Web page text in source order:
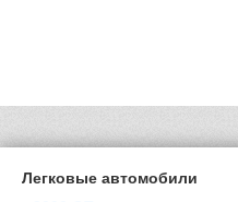
Легковые автомобили